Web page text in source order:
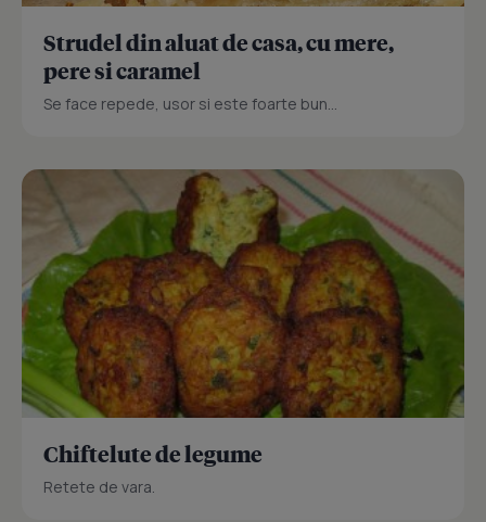
Strudel din aluat de casa, cu mere,
pere si caramel
Se face repede, usor si este foarte bun...
Chiftelute de legume
Retete de vara.